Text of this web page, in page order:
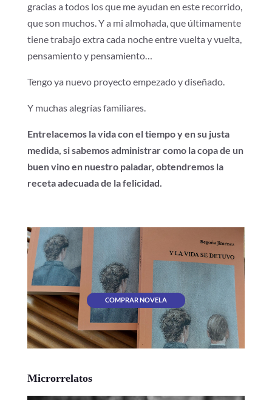
gracias a todos los que me ayudan en este recorrido,
que son muchos. Y a mi almohada, que últimamente
tiene trabajo extra cada noche entre vuelta y vuelta,
pensamiento y pensamiento…
Tengo ya nuevo proyecto empezado y diseñado.
Y muchas alegrías familiares.
Entrelacemos la vida con el tiempo y en su justa
medida, si sabemos administrar como la copa de un
buen vino en nuestro paladar, obtendremos la
receta adecuada de la felicidad.
COMPRAR NOVELA
Microrrelatos